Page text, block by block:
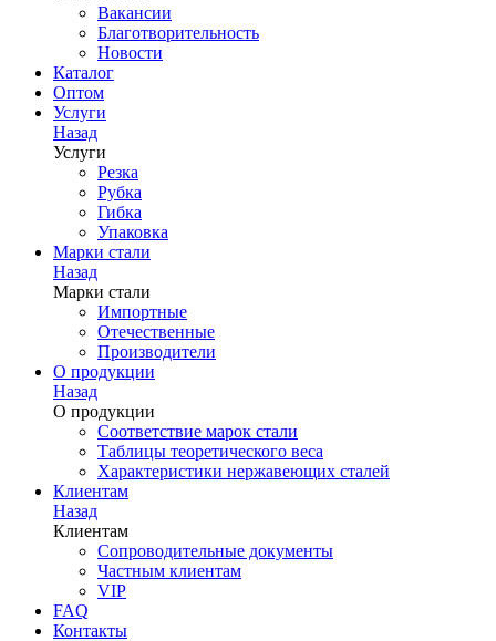
Вакансии
Благотворительность
Новости
Каталог
Оптом
Услуги
Назад
Услуги
Резка
Рубка
Гибка
Упаковка
Марки стали
Назад
Марки стали
Импортные
Отечественные
Производители
О продукции
Назад
О продукции
Соответствие марок стали
Таблицы теоретического веса
Характеристики нержавеющих сталей
Клиентам
Назад
Клиентам
Сопроводительные документы
Частным клиентам
VIP
FAQ
Контакты